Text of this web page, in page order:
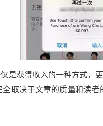
是获得收入的一种方式，
取决于文章的质量和读